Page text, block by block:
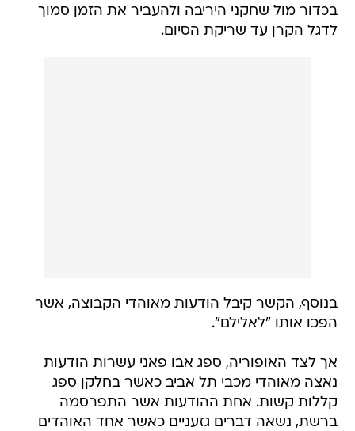
בכדור מול שחקני היריבה ולהעביר את הזמן סמוך
לדגל הקרן עד שריקת הסיום.
בנוסף, הקשר קיבל הודעות מאוהדי הקבוצה, אשר
הפכו אותו "לאלילם".
אך לצד האופוריה, ספג אבו פאני עשרות הודעות
נאצה מאוהדי מכבי תל אביב כאשר בחלקן ספג
קללות קשות. אחת ההודעות אשר התפרסמה
ברשת, נשאה דברים גזעניים כאשר אחד האוהדים